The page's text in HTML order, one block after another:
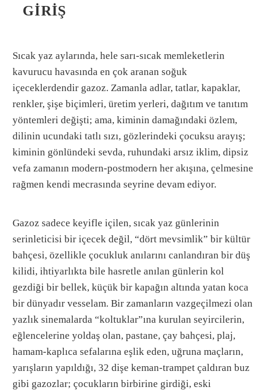
GIRIŞ
Sıcak yaz aylarında, hele sarı-sıcak memleketlerin
kavurucu havasında en çok aranan soğuk
içeceklerdendir gazoz. Zamanla adlar, tatlar, kapaklar,
renkler, şişe biçimleri, üretim yerleri, dağıtım ve tanıtım
yöntemleri değişti; ama, kiminin damağındaki özlem,
dilinin ucundaki tatlı sızı, gözlerindeki çocuksu arayış;
kiminin gönlündeki sevda, ruhundaki arsız iklim, dipsiz
vefa zamanın modern-postmodern her akışına, çelmesine
rağmen kendi mecrasında seyrine devam ediyor.
Gazoz sadece keyifle içilen, sıcak yaz günlerinin
serinleticisi bir içecek değil, “dört mevsimlik” bir kültür
bahçesi, özellikle çocukluk anılarını canlandıran bir düş
kilidi, ihtiyarlıkta bile hasretle anılan günlerin kol
gezdiği bir bellek, küçük bir kapağın altında yatan koca
bir dünyadır vesselam. Bir zamanların vazgeçilmezi olan
yazlık sinemalarda “koltuklar”ına kurulan seyircilerin,
eğlencelerine yoldaş olan, pastane, çay bahçesi, plaj,
hamam-kaplıca sefalarına eşlik eden, uğruna maçların,
yarışların yapıldığı, 32 dişe keman-trampet çaldıran buz
gibi gazozlar; çocukların birbirine girdiği, eski